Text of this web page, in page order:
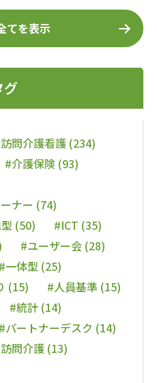
てを表示
グ
問介護看護 (234)
#介護保険 (93)
ナー (74)
(50)
#ICT (35)
#ユーザー会 (28)
#一体型 (25)
(15)
#人員基準 (15)
#統計 (14)
#パートナーデスク (14)
問介護 (13)